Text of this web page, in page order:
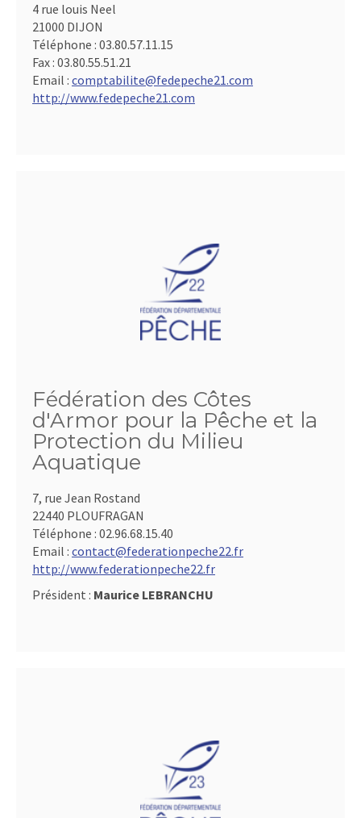
4 rue louis Neel
21000 DIJON
Téléphone : 03.80.57.11.15
Fax : 03.80.55.51.21
Email : comptabilite@fedepeche21.com
http://www.fedepeche21.com
Fédération des Côtes
d'Armor pour la Pêche et la
Protection du Milieu
Aquatique
7, rue Jean Rostand
22440 PLOUFRAGAN
Téléphone : 02.96.68.15.40
Email : contact@federationpeche22.fr
http://www.federationpeche22.fr
Président : Maurice LEBRANCHU